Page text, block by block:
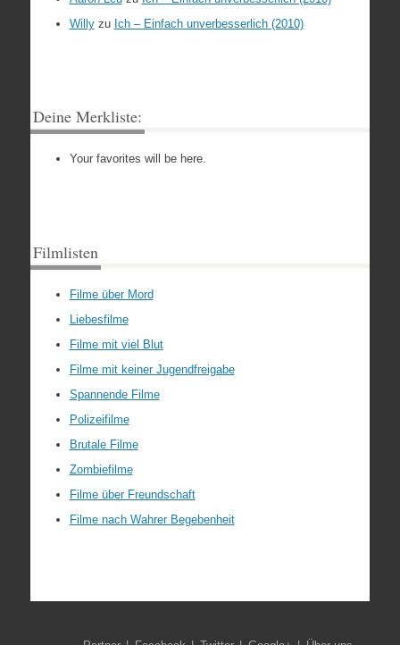
Willyzu Ich – Einfach unverbesserlich (2010)
Deine Merkliste:
Your favorites will be here.
Filmlisten
Filme über Mord
Liebesfilme
Filme mit viel Blut
Filme mit keiner Jugendfreigabe
Spannende Filme
Polizeifilme
Brutale Filme
Zombiefilme
Filme über Freundschaft
Filme nach Wahrer Begebenheit